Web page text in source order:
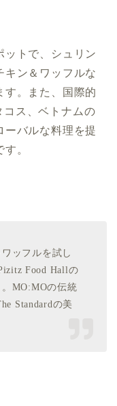
ットで、シュリン
キン＆ワッフルな
す。また、国際的
コス、ベトナムの
ーバルな料理を提
。
ッフルを試し
Food Hallの
MO:MOの伝統
Standardの美